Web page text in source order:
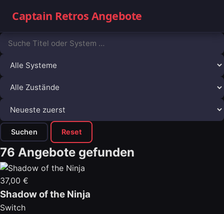
Captain Retros Angebote
Suchen Reset
76 Angebote gefunden
37,00 €
Shadow of the Ninja
Switch